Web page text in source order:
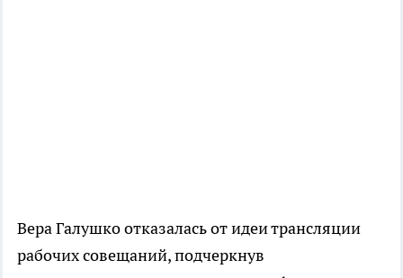
Вера Галушко отказалась от идеи трансляции
рабочих совещаний, подчеркнув